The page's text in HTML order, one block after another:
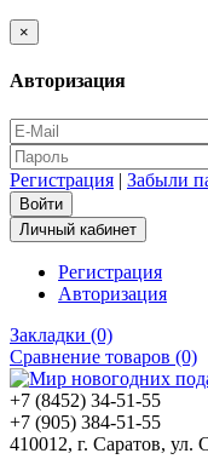
×
Авторизация
Регистрация | Забыли
Личный кабинет
Регистрация
Авторизация
Закладки (0)
Сравнение товаров (0)
+7 (8452) 34-51-55
+7 (905) 384-51-55
410012, г. Саратов, ул.